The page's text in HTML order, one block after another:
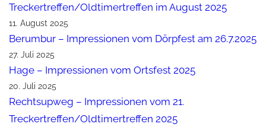
Treckertreffen/Oldtimertreffen im August 2025
11. August 2025
Berumbur – Impressionen vom Dörpfest am 26.7.2025
27. Juli 2025
Hage – Impressionen vom Ortsfest 2025
20. Juli 2025
Rechtsupweg – Impressionen vom 21.
Treckertreffen/Oldtimertreffen 2025